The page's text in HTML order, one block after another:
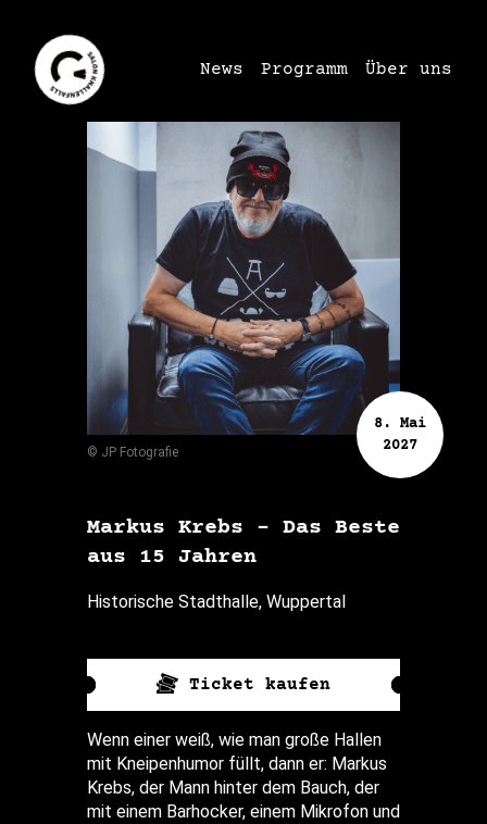
News Programm Über uns
8. Mai
2027
© JP Fotografie
Markus Krebs – Das Beste
aus 15 Jahren
Historische Stadthalle, Wuppertal
Ticket kaufen
Wenn einer weiß, wie man große Hallen
mit Kneipenhumor füllt, dann er: Markus
Krebs, der Mann hinter dem Bauch, der
mit einem Barhocker, einem Mikrofon und